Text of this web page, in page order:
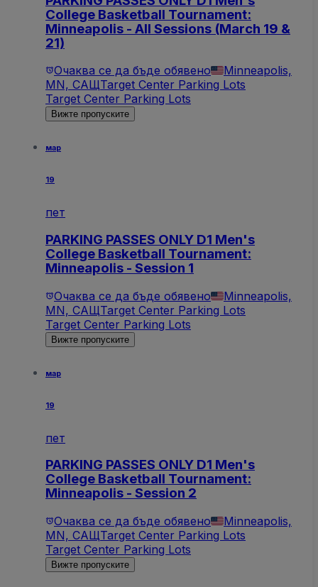
College Basketball Tournament:
Minneapolis - All Sessions (March 19 &
21)
Очаква се да бъде обявено
Minneapolis,
MN, САЩTarget Center Parking Lots
Target Center Parking Lots
Вижте пропуските
мар
19
пет
PARKING PASSES ONLY D1 Men's
College Basketball Tournament:
Minneapolis - Session 1
Очаква се да бъде обявено
Minneapolis,
MN, САЩTarget Center Parking Lots
Target Center Parking Lots
Вижте пропуските
мар
19
пет
PARKING PASSES ONLY D1 Men's
College Basketball Tournament:
Minneapolis - Session 2
Очаква се да бъде обявено
Minneapolis,
MN, САЩTarget Center Parking Lots
Target Center Parking Lots
Вижте пропуските